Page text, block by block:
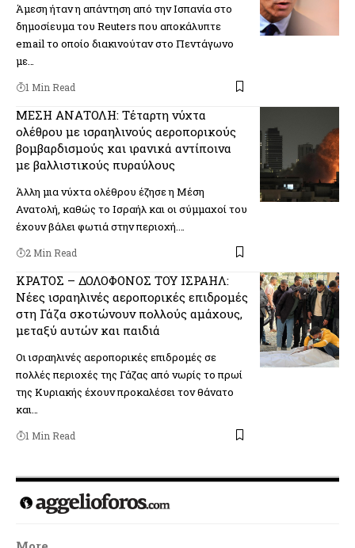
Άμεση ήταν η απάντηση από την Ισπανία στο
δημοσίευμα του Reuters που αποκάλυπτε
email το οποίο διακινούταν στο Πεντάγωνο
με…
1 Min Read
ΜΕΣΗ ΑΝΑΤΟΛΗ: Τέταρτη νύχτα
ολέθρου με ισραηλινούς αεροπορικούς
βομβαρδισμούς και ιρανικά αντίποινα
με βαλλιστικούς πυραύλους
Άλλη μια νύχτα ολέθρου έζησε η Μέση
Ανατολή, καθώς το Ισραήλ και οι σύμμαχοί του
έχουν βάλει φωτιά στην περιοχή.…
2 Min Read
ΚΡΑΤΟΣ – ΔΟΛΟΦΟΝΟΣ ΤΟΥ ΙΣΡΑΗΛ:
Νέες ισραηλινές αεροπορικές επιδρομές
στη Γάζα σκοτώνουν πολλούς αμάχους,
μεταξύ αυτών και παιδιά
Οι ισραηλινές αεροπορικές επιδρομές σε
πολλές περιοχές της Γάζας από νωρίς το πρωί
της Κυριακής έχουν προκαλέσει τον θάνατο
και…
1 Min Read